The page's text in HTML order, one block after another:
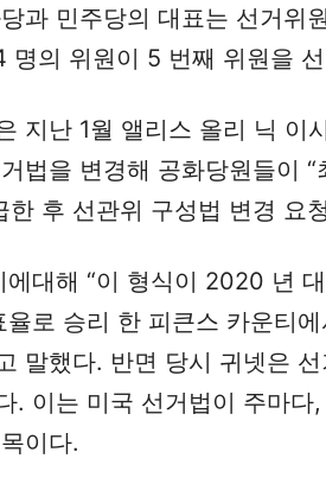
과 민주당의 대표는 선거위
명의 위원이 5 번째 위원을
지난 1월 앨리스 올리 닉 이
법을 변경해 공화당원들이
한 후 선관위 구성법 변경 요
대해 “이 형식이 2020 년
율로 승리 한 피큰스 카운티
말했다. 반면 당시 귀넷은
. 이는 미국 선거법이 주마
이다.